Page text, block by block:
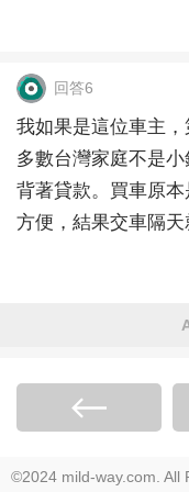
回答6
我如果是這位車主
多數台灣家庭不是
背著貸款。買車原
方便，結果交車隔
©2024 mild-way.com. All